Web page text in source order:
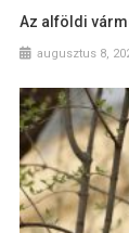
Az alföldi
augusztus 8,